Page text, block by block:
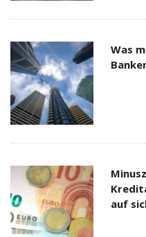
Was
auf